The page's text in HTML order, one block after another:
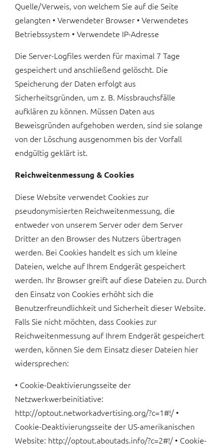
Quelle/Verweis, von welchem Sie auf die Seite
gelangten • Verwendeter Browser • Verwendetes
Betriebssystem • Verwendete IP-Adresse
Die Server-Logfiles werden für maximal 7 Tage
gespeichert und anschließend gelöscht. Die
Speicherung der Daten erfolgt aus
Sicherheitsgründen, um z. B. Missbrauchsfälle
aufklären zu können. Müssen Daten aus
Beweisgründen aufgehoben werden, sind sie solange
von der Löschung ausgenommen bis der Vorfall
endgültig geklärt ist.
Reichweitenmessung & Cookies
Diese Website verwendet Cookies zur
pseudonymisierten Reichweitenmessung, die
entweder von unserem Server oder dem Server
Dritter an den Browser des Nutzers übertragen
werden. Bei Cookies handelt es sich um kleine
Dateien, welche auf Ihrem Endgerät gespeichert
werden. Ihr Browser greift auf diese Dateien zu. Durch
den Einsatz von Cookies erhöht sich die
Benutzerfreundlichkeit und Sicherheit dieser Website.
Falls Sie nicht möchten, dass Cookies zur
Reichweitenmessung auf Ihrem Endgerät gespeichert
werden, können Sie dem Einsatz dieser Dateien hier
widersprechen:
• Cookie-Deaktivierungsseite der
Netzwerkwerbeinitiative:
http://optout.networkadvertising.org/?c=1#!/ •
Cookie-Deaktivierungsseite der US-amerikanischen
Website: http://optout.aboutads.info/?c=2#!/ • Cookie-